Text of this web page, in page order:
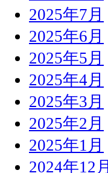
2025年7月
2025年6月
2025年5月
2025年4月
2025年3月
2025年2月
2025年1月
2024年12月